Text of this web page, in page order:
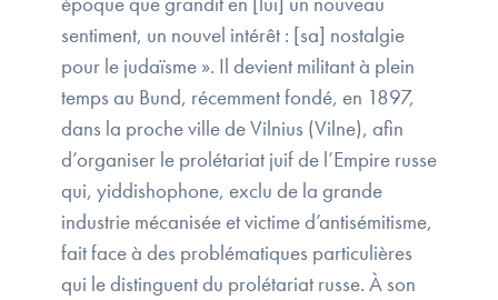
sentiment, un nouvel intérêt : [sa] nostalgie
pour le judaïsme ». Il devient militant à plein
temps au Bund, récemment fondé, en 1897,
dans la proche ville de Vilnius (Vilne), afin
d’organiser le prolétariat juif de l’Empire russe
qui, yiddishophone, exclu de la grande
industrie mécanisée et victime d’antisémitisme,
fait face à des problématiques particulières
qui le distinguent du prolétariat russe. À son